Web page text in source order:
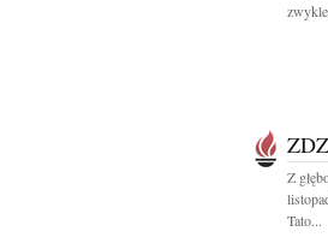
Z
Tato...